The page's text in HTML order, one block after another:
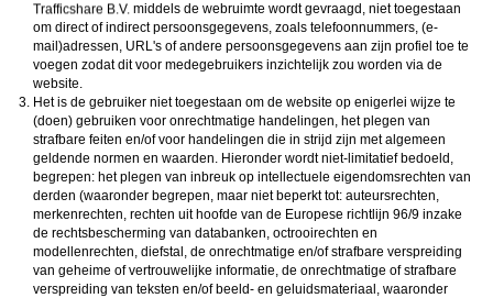
middels de webruimte wordt gevraagd, niet toegestaan
om direct of indirect persoonsgegevens, zoals telefoonnummers, (e-
mail)adressen, URL's of andere persoonsgegevens aan zijn profiel toe te
voegen zodat dit voor medegebruikers inzichtelijk zou worden via de
website.
Het is de gebruiker niet toegestaan om de website op enigerlei wijze te
(doen) gebruiken voor onrechtmatige handelingen, het plegen van
strafbare feiten en/of voor handelingen die in strijd zijn met algemeen
geldende normen en waarden. Hieronder wordt niet-limitatief bedoeld,
begrepen: het plegen van inbreuk op intellectuele eigendomsrechten van
derden (waaronder begrepen, maar niet beperkt tot: auteursrechten,
merkenrechten, rechten uit hoofde van de Europese richtlijn 96/9 inzake
de rechtsbescherming van databanken, octrooirechten en
modellenrechten, diefstal, de onrechtmatige en/of strafbare verspreiding
van geheime of vertrouwelijke informatie, de onrechtmatige of strafbare
verspreiding van teksten en/of beeld- en geluidsmateriaal, waaronder